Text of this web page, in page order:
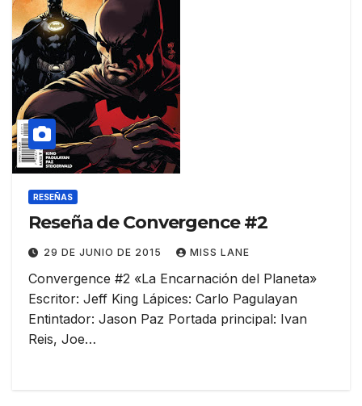
RESEÑAS
Reseña de Convergence #2
29 DE JUNIO DE 2015 MISS LANE
Convergence #2 «La Encarnación del Planeta»
Escritor: Jeff King Lápices: Carlo Pagulayan
Entintador: Jason Paz Portada principal: Ivan
Reis, Joe…